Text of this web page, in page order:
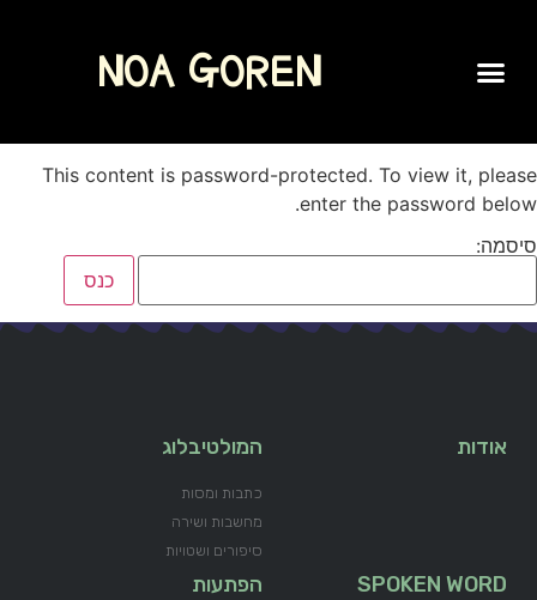
NOA GOREN
This content is password-protected. To view it, please
enter the password below.
סיסמה:
אודות המולטיבלוג
כתבות ומסות
מחשבות ושירה
סיפורים ושטויות
SPOKEN WORD הפתעות